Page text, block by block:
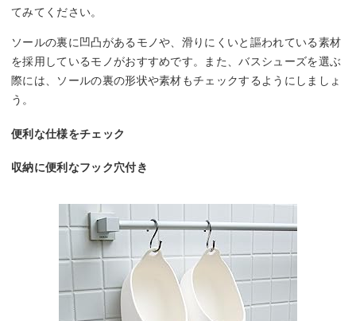
てみてください。
ソールの裏に凹凸があるモノや、滑りにくいと謳われている素材
を採用しているモノがおすすめです。また、バスシューズを選ぶ
際には、ソールの裏の形状や素材もチェックするようにしましょ
う。
便利な仕様をチェック
収納に便利なフック穴付き